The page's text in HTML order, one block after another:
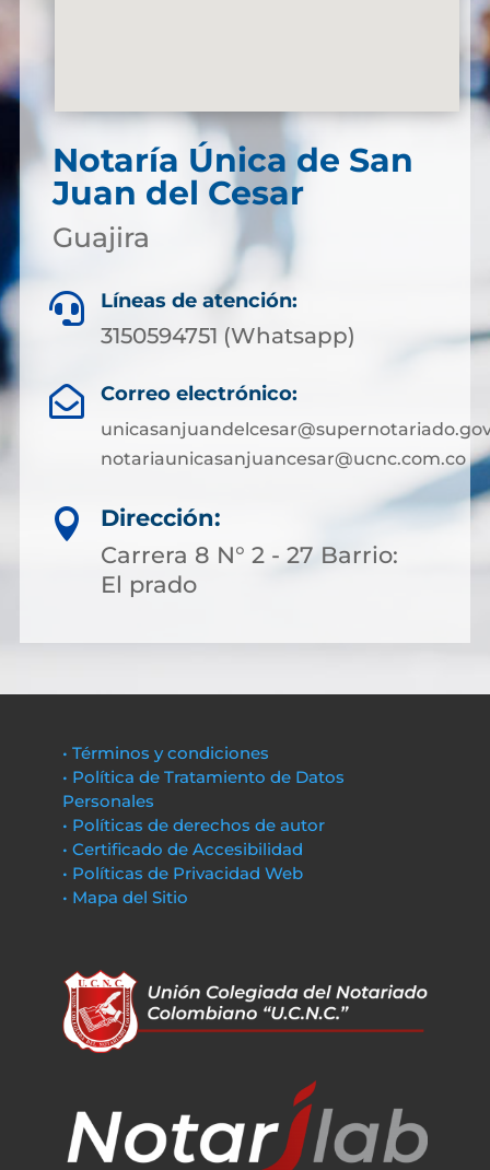
Notaría Única de San
Juan del Cesar
Guajira
 Líneas de atención:
3150594751 (Whatsapp)
 Correo electrónico:
notariaunicasanjuancesar@ucnc.com.co

Dirección:
Carrera 8 N° 2 - 27 Barrio:
El prado
• Términos y condiciones
• Política de Tratamiento de Datos
Personales
• Políticas de derechos de autor
• Certificado de Accesibilidad
• Políticas de Privacidad Web
• Mapa del Sitio